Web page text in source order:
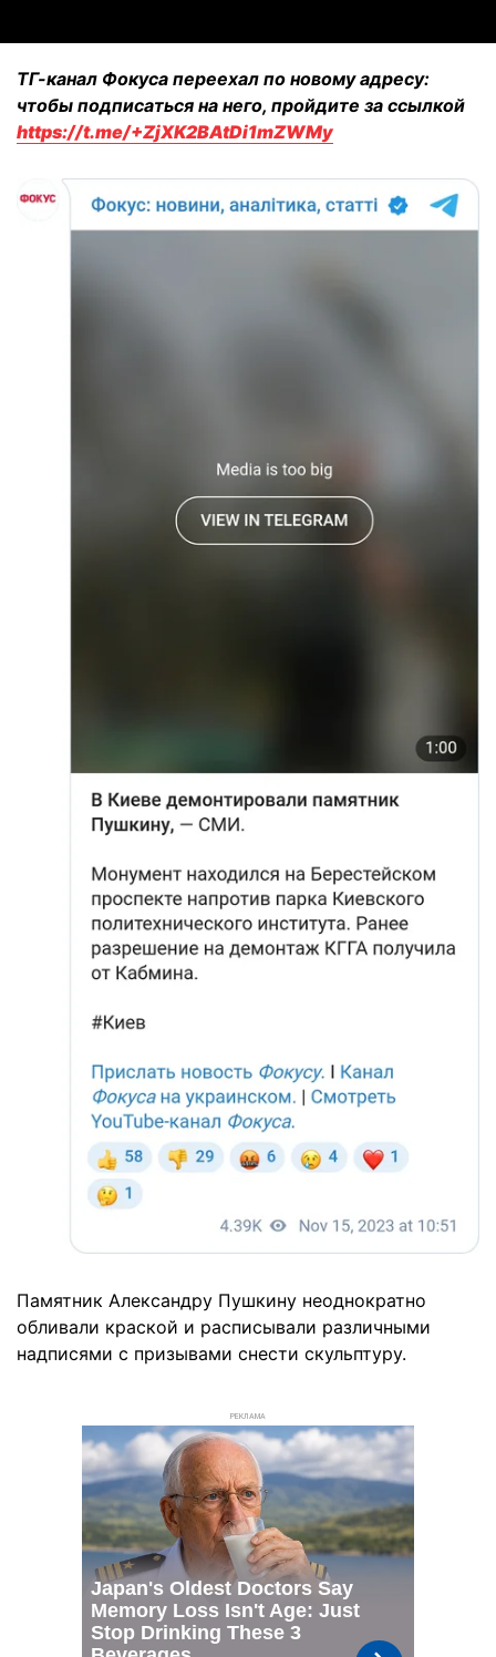
ТГ-канал Фокуса переехал по новому адресу:
чтобы подписаться на него, пройдите за ссылкой
https://t.me/+ZjXK2BAtDi1mZWMy
Памятник Александру Пушкину неоднократно
обливали краской и расписывали различными
надписями с призывами снести скульптуру.
РЕКЛАМА